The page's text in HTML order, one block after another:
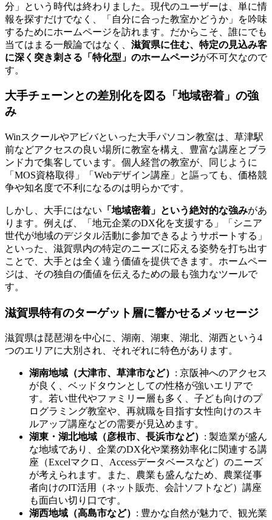
分」という時代は終わりました。現代のユーザーは、単に情
報を探すだけでなく、「自分に合った教室かどうか」を吟味
するためにホームページを訪れます。だからこそ、誰にでも
当てはまる一般論ではなく、 滋賀県に住む、特定の見込み客
に深く突き刺さる「特化型」のホームページが不可欠なので
す。
大手チェーンとの差別化を図る「地域密着」の強
み
Winスクールやアビバといった大手パソコン教室は、草津駅
前などアクセスの良い場所に教室を構え、豊富な講座とブラ
ンド力で集客しています。個人経営の教室が、同じように
「MOS資格取得」「Webデザイン講座」と謳っても、価格競
争や知名度で不利になるのは明らかです。
しかし、大手にはない 「地域密着」という絶対的な強みがあ
ります。例えば、「地元企業のDX化を支援する」「シニア
世代が地域のデジタル活動に参加できるようサポートする」
といった、滋賀県内の特定のニーズに応える姿勢を打ち出す
ことで、大手とは全く違う価値を提供できます。ホームペー
ジは、その独自の価値を伝えるための最も強力なツールで
す。
滋賀県特有のターゲット層に響かせるメッセージ
滋賀県は琵琶湖を中心に、湖南、湖東、湖北、湖西という4
つのエリアに大別され、それぞれに特色があります。
湖南地域（大津市、草津市など） : 京阪神へのアクセス
が良く、ベッドタウンとしての性格が強いエリアで
す。若い世代やファミリー層も多く、子ども向けのプ
ログラミング教室や、再就職を目指す女性向けのスキ
ルアップ講座などの需要が見込めます。
湖東・湖北地域（彦根市、長浜市など） : 製造業が盛ん
な地域であり、企業のDX化や業務効率化に関連する講
座（Excelマクロ、Accessデータベースなど）のニーズ
が考えられます。また、農業も盛んなため、農業従事
者向けのIT活用（ネット販売、会計ソフトなど）講座
も面白い切り口です。
湖西地域（高島市など） : 豊かな自然が魅力で、観光業